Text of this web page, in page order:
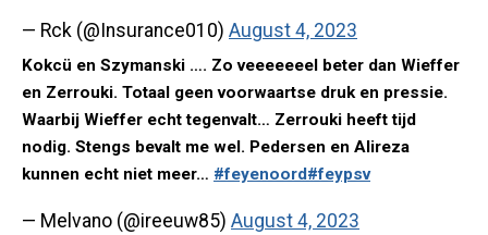
— Rck (@Insurance010) August 4, 2023
Kokcü en Szymanski …. Zo veeeeeeel beter dan Wieffer
en Zerrouki. Totaal geen voorwaartse druk en pressie.
Waarbij Wieffer echt tegenvalt… Zerrouki heeft tijd
nodig. Stengs bevalt me wel. Pedersen en Alireza
kunnen echt niet meer… #feyenoord#feypsv
— Melvano (@ireeuw85) August 4, 2023